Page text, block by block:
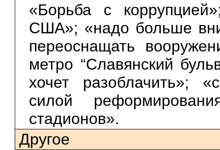
«Борьба с
США»; «надо больше
переоснащать
метро “Славянский
хочет разоблачить»;
силой
стадионов».
Другое